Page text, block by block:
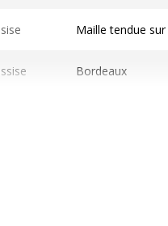
Maille tendue
Bordeaux